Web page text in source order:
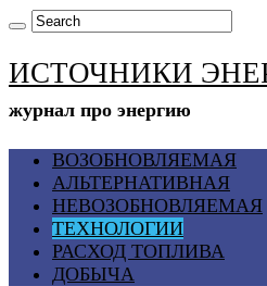
ИСТОЧНИКИ
журнал про энергию
ВОЗОБНОВЛЯЕМАЯ
АЛЬТЕРНАТИВНАЯ
НЕВОЗОБНОВЛЯЕМАЯ
ТЕХНОЛОГИИ
РАСХОД ТОПЛИВА
ДОБЫЧА